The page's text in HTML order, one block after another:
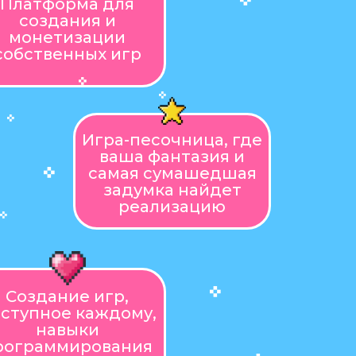
Платформа для
создания и
монетизации
игр
Игра-песочница, где
ваша фантазия и
самая сумашедшая
задумка найдет
реализацию
Создание игр,
каждому,
навыки